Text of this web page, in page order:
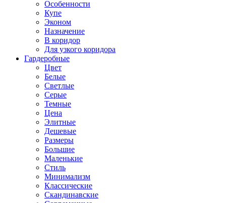
Особенности
Купе
Эконом
Назначение
В коридор
Для узкого коридора
Гардеробные
Цвет
Белые
Светлые
Серые
Темные
Цена
Элитные
Дешевые
Размеры
Большие
Маленькие
Стиль
Минимализм
Классические
Скандинавские